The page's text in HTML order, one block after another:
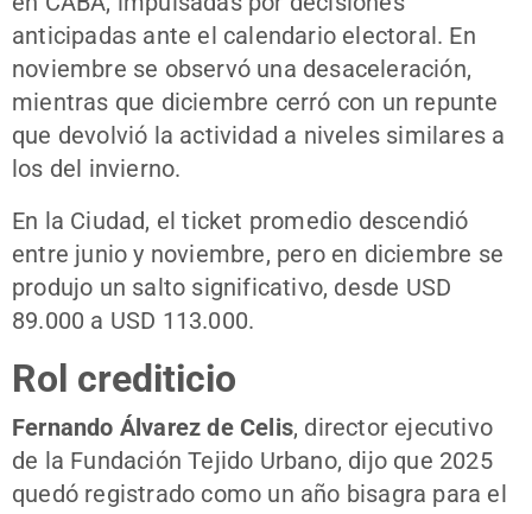
anticipadas ante el calendario electoral. En
noviembre se observó una desaceleración,
mientras que diciembre cerró con un repunte
que devolvió la actividad a niveles similares a
los del invierno.
En la Ciudad, el ticket promedio descendió
entre junio y noviembre, pero en diciembre se
produjo un salto significativo, desde USD
89.000 a USD 113.000.
Rol crediticio
Fernando Álvarez de Celis, director ejecutivo
de la Fundación Tejido Urbano, dijo que 2025
quedó registrado como un año bisagra para el